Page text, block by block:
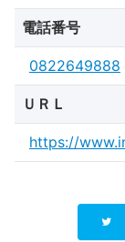
電話番号
0822649888
ＵＲＬ
https://